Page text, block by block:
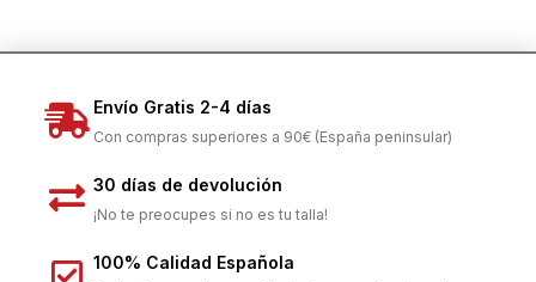
Envío Gratis 2-4 días
Con compras superiores a 90€ (España peninsular)
30 días de devolución
¡No te preocupes si no es tu talla!
100% Calidad Española